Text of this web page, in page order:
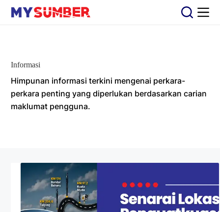
S
k
c
n
e
n
Informasi
Himpunan informasi terkini mengenai perkara-
perkara penting yang diperlukan berdasarkan carian
maklumat pengguna.